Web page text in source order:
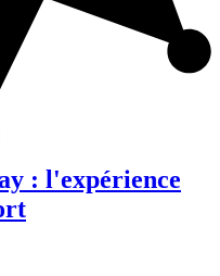
: l'expérience